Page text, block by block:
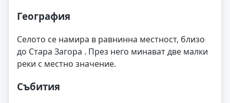
География
Селото се намира в равнинна местност, близо
до Стара Загора . През него минават две малки
реки с местно значение.
Събития